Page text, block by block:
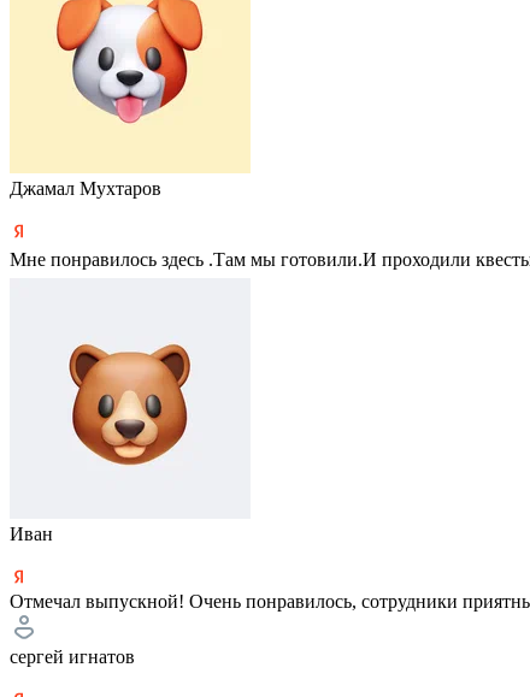
Джамал Мухтаров
Мне понравилось здесь .Там мы готовили.И проходили
Иван
Отмечал выпускной! Очень понравилось, сотрудники
сергей игнатов